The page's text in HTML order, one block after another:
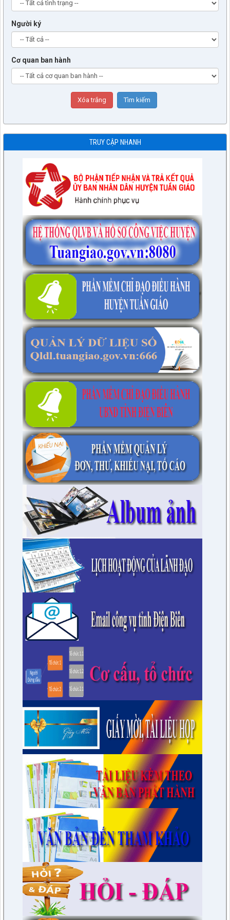
Người ký
Cơ quan ban hành
TRUY CẬP NHANH